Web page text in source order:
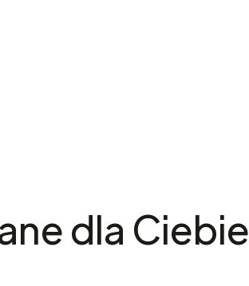
dla Ciebie